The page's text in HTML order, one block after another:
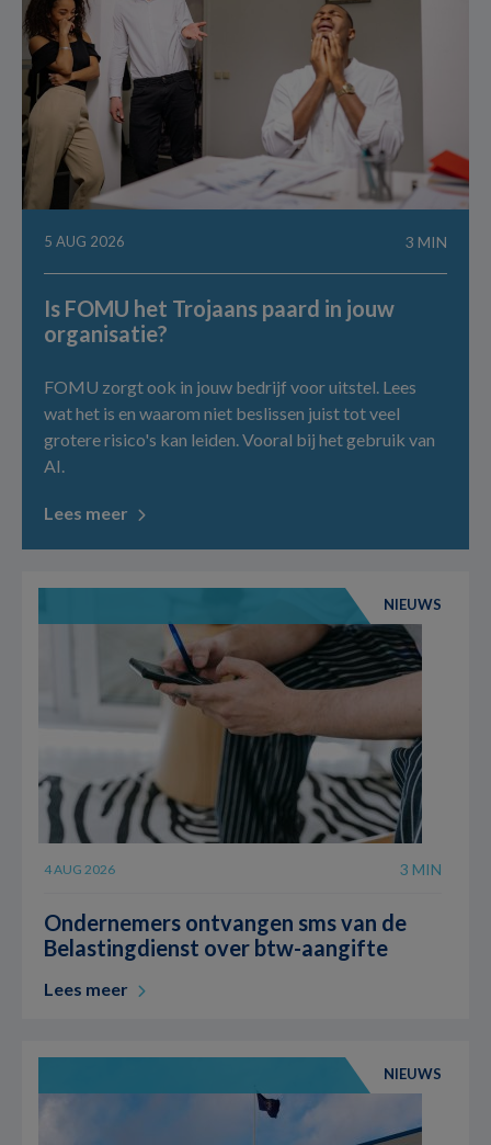
5 AUG 2026 3 MIN
Is FOMU het Trojaans paard in jouw
organisatie?
FOMU zorgt ook in jouw bedrijf voor uitstel. Lees
wat het is en waarom niet beslissen juist tot veel
grotere risico's kan leiden. Vooral bij het gebruik van
AI.
Lees meer
NIEUWS
4 AUG 2026 3 MIN
Ondernemers ontvangen sms van de
Belastingdienst over btw-aangifte
Lees meer
NIEUWS